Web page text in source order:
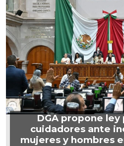
DGA propone ley
cuidadores ante
mujeres y hombres